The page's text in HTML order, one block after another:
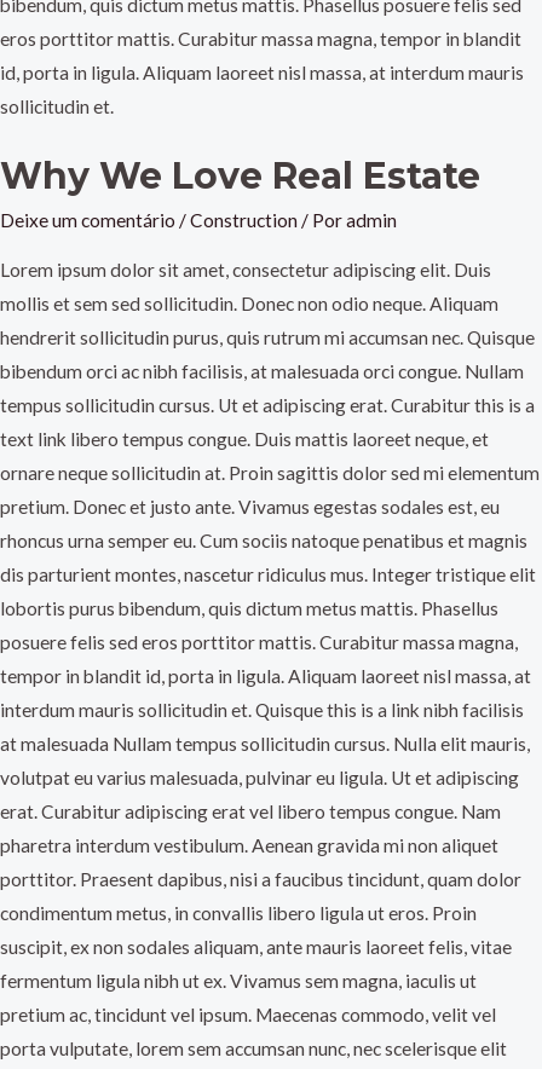
bibendum, quis dictum metus mattis. Phasellus posuere felis sed
eros porttitor mattis. Curabitur massa magna, tempor in blandit
id, porta in ligula. Aliquam laoreet nisl massa, at interdum mauris
sollicitudin et.
Why We Love Real Estate
Deixe um comentário /Construction / Poradmin
Lorem ipsum dolor sit amet, consectetur adipiscing elit. Duis
mollis et sem sed sollicitudin. Donec non odio neque. Aliquam
hendrerit sollicitudin purus, quis rutrum mi accumsan nec. Quisque
bibendum orci ac nibh facilisis, at malesuada orci congue. Nullam
tempus sollicitudin cursus. Ut et adipiscing erat. Curabitur this is a
text link libero tempus congue. Duis mattis laoreet neque, et
ornare neque sollicitudin at. Proin sagittis dolor sed mi elementum
pretium. Donec et justo ante. Vivamus egestas sodales est, eu
rhoncus urna semper eu. Cum sociis natoque penatibus et magnis
dis parturient montes, nascetur ridiculus mus. Integer tristique elit
lobortis purus bibendum, quis dictum metus mattis. Phasellus
posuere felis sed eros porttitor mattis. Curabitur massa magna,
tempor in blandit id, porta in ligula. Aliquam laoreet nisl massa, at
interdum mauris sollicitudin et. Quisque this is a link nibh facilisis
at malesuada Nullam tempus sollicitudin cursus. Nulla elit mauris,
volutpat eu varius malesuada, pulvinar eu ligula. Ut et adipiscing
erat. Curabitur adipiscing erat vel libero tempus congue. Nam
pharetra interdum vestibulum. Aenean gravida mi non aliquet
porttitor. Praesent dapibus, nisi a faucibus tincidunt, quam dolor
condimentum metus, in convallis libero ligula ut eros. Proin
suscipit, ex non sodales aliquam, ante mauris laoreet felis, vitae
fermentum ligula nibh ut ex. Vivamus sem magna, iaculis ut
pretium ac, tincidunt vel ipsum. Maecenas commodo, velit vel
porta vulputate, lorem sem accumsan nunc, nec scelerisque elit